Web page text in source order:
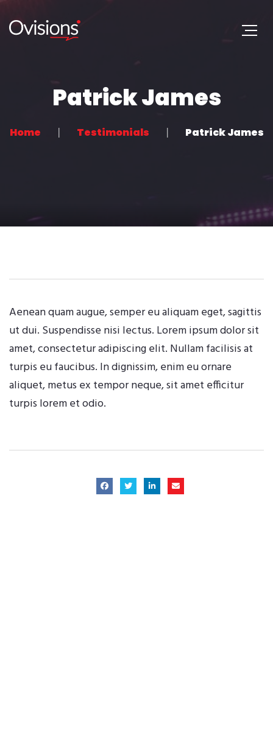
Patrick James
Home Testimonials Patrick James
Aenean quam augue, semper eu aliquam eget, sagittis
ut dui. Suspendisse nisi lectus. Lorem ipsum dolor sit
amet, consectetur adipiscing elit. Nullam facilisis at
turpis eu faucibus. In dignissim, enim eu ornare
aliquet, metus ex tempor neque, sit amet efficitur
turpis lorem et odio.